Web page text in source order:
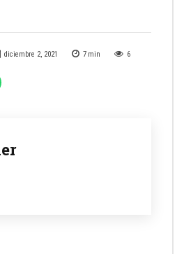
diciembre 2, 2021 7 min 6